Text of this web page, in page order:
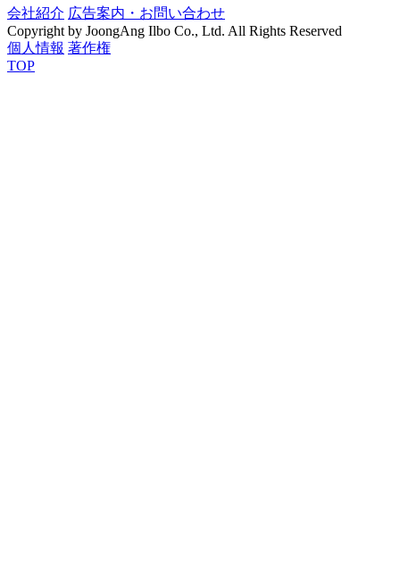
会社紹介 広告案内・お問い合わせ
Copyright by JoongAng Ilbo Co., Ltd. All Rights Reserved
個人情報 著作権
TOP